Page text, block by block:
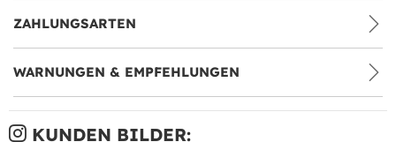
ZAHLUNGSARTEN
WARNUNGEN & EMPFEHLUNGEN
KUNDEN BILDER: